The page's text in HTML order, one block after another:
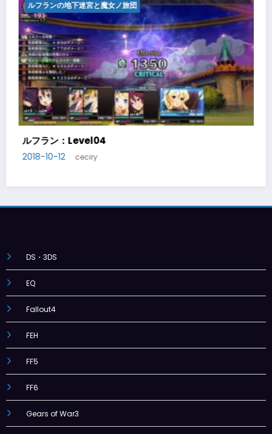
ルフランの地下迷宮と魔女ノ旅団
ルフラン：Level05
2018-10-14
DS・3DS
EQ
Fallout4
FEH
FF5
FF6
Gears of War3